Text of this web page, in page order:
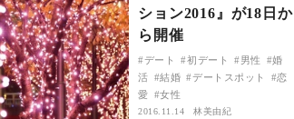
ション2016』が18日か
ら開催
デート 初デート 男性
婚
活
結婚 デートスポット
恋
愛
女性
2016.11.14 林美由紀